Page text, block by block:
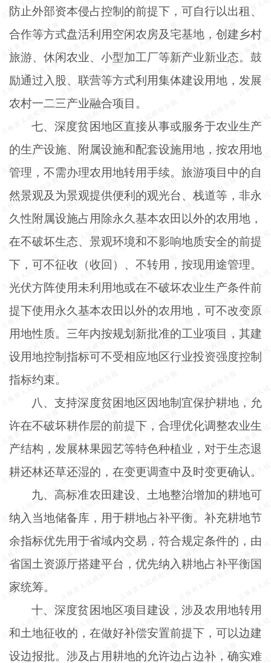
防止外部资本侵占控制的前提下，可自行以出租、
合作等方式盘活利用空闲农房及宅基地，创建乡村
旅游、休闲农业、小型加工厂等新产业新业态。鼓
励通过入股、联营等方式利用集体建设用地，发展
农村一二三产业融合项目。
七、深度贫困地区直接从事或服务于农业生产
的生产设施、附属设施和配套设施用地，按农用地
管理，不需办理农用地转用手续。旅游项目中的自
然景观及为景观提供便利的观光台、栈道等，非永
久性附属设施占用除永久基本农田以外的农用地，
在不破坏生态、景观环境和不影响地质安全的前提
下，可不征收（收回）、不转用，按现用途管理。
光伏方阵使用未利用地或在不破坏农业生产条件前
提下使用永久基本农田以外的农用地，可不改变原
用地性质。三年内按规划新批准的工业项目，其建
设用地控制指标可不受相应地区行业投资强度控制
指标约束。
八、支持深度贫困地区因地制宜保护耕地，允
许在不破坏耕作层的前提下，合理优化调整农业生
产结构，发展林果园艺等特色种植业，对于生态退
耕还林还草还湿的，在变更调查中及时变更确认。
九、高标准农田建设、土地整治增加的耕地可
纳入当地储备库，用于耕地占补平衡。补充耕地节
余指标优先用于省域内交易，符合规定条件的，由
省国土资源厅搭建平台，优先纳入耕地占补平衡国
家统筹。
十、深度贫困地区项目建设，涉及农用地转用
和土地征收的，在做好补偿安置前提下，可以边建
设边报批。涉及占用耕地的允许边占边补，确实难